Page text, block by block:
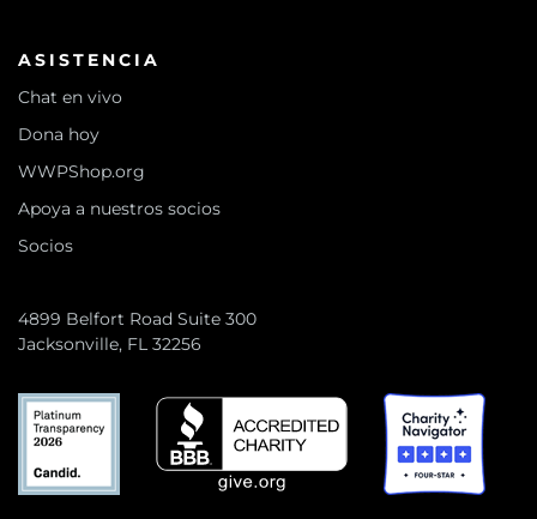
ASISTENCIA
Chat en vivo
Dona hoy
WWPShop.org
Apoya a nuestros socios
Socios
4899 Belfort Road Suite 300
Jacksonville, FL 32256